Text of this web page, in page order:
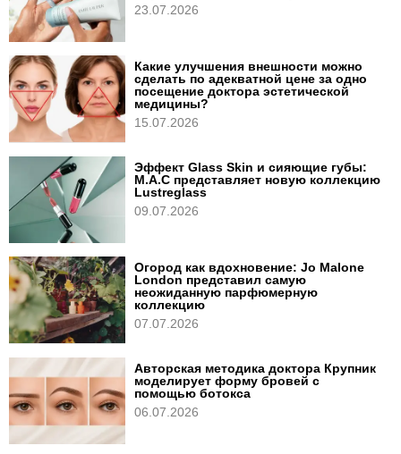
23.07.2026
Какие улучшения внешности можно
сделать по адекватной цене за одно
посещение доктора эстетической
медицины?
15.07.2026
Эффект Glass Skin и сияющие губы:
M.A.C представляет новую коллекцию
Lustreglass
09.07.2026
Огород как вдохновение: Jo Malone
London представил самую
неожиданную парфюмерную
коллекцию
07.07.2026
Авторская методика доктора Крупник
моделирует форму бровей с
помощью ботокса
06.07.2026